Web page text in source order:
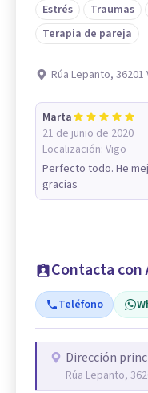
Estrés
Traumas
Terapia de pareja
Rúa Lepanto,
Marta
21 de junio de 2020
Localización: Vigo
Perfecto todo. He
gracias
Contacta con
Teléfono
Dirección
Rúa Lepanto,